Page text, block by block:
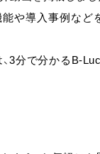
ソリューション
能や導入事例など
3分で分かるB-